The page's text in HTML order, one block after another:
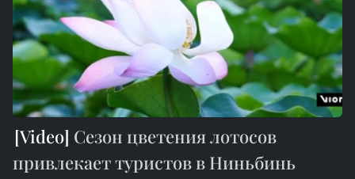
Сезон цветения лотосов
привлекает туристов в Ниньбинь